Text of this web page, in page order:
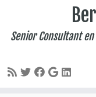
Senior Consultant